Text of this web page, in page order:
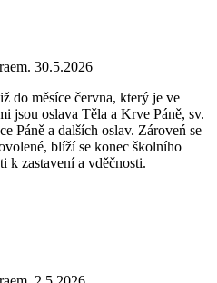
30.5.2026
do měsíce června, který je ve
jsou oslava Těla a Krve Páně, sv.
Páně a dalších oslav. Zároveń se
blíží se konec školního
k zastavení a vděčnosti.